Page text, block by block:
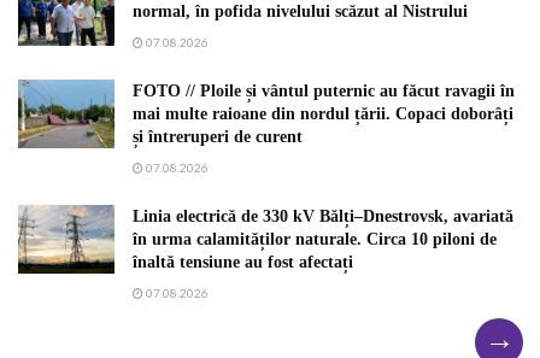
normal, în pofida nivelului scăzut al Nistrului
07.08.2026
FOTO // Ploile și vântul puternic au făcut ravagii în
mai multe raioane din nordul țării. Copaci doborâți
și întreruperi de curent
07.08.2026
Linia electrică de 330 kV Bălți–Dnestrovsk, avariată
în urma calamităților naturale. Circa 10 piloni de
înaltă tensiune au fost afectați
07.08.2026
→